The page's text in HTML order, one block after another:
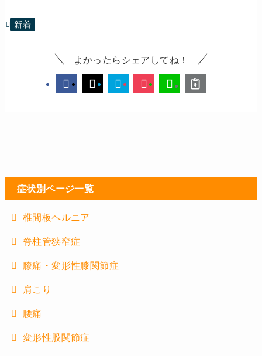
新着
よかったらシェアしてね！
症状別ページ一覧
椎間板ヘルニア
脊柱管狭窄症
膝痛・変形性膝関節症
肩こり
腰痛
変形性股関節症